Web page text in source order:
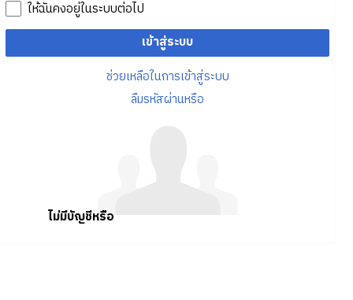
ให้ฉันคงอยู่ในระบบต่อไป
เข้าสู่ระบบ
ช่วยเหลือในการเข้าสู่ระบบ
ลืมรหัสผ่านหรือ
ไม่มีบัญชีหรือ